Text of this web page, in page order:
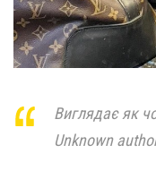
Виглядає як
Unknown